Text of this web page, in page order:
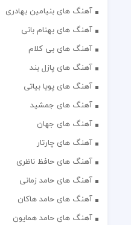
آهنگ های بنیامین بهادری
آهنگ های بهنام بانی
آهنگ های بی کلام
آهنگ های پازل بند
آهنگ های پویا بیاتی
آهنگ های جمشید
آهنگ های جهان
آهنگ های چارتار
آهنگ های حافظ ناظری
آهنگ های حامد زمانی
آهنگ های حامد هاکان
آهنگ های حامد همایون